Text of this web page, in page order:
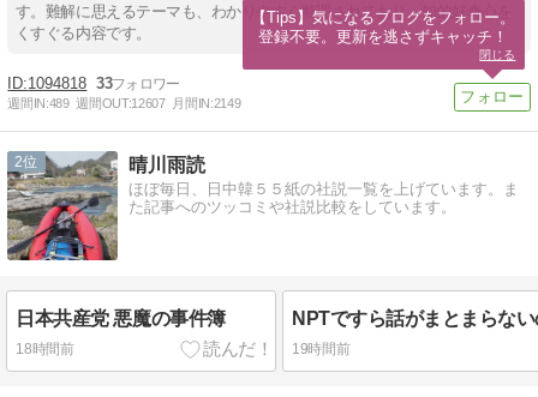
す。難解に思えるテーマも、わかりやすく整理されており、知的好奇心を
くすぐる内容です。
1094818 33
週間IN:489 週間OUT:12607 月間IN:2149
2 晴川雨読
ほぼ毎日、日中韓５５紙の社説一覧を上げています。ま
た記事へのツッコミや社説比較をしています。
日本共産党 悪魔の事件簿
18時間前 19時間前
【Tips】気になるブログをフォロー。
登録不要。更新を逃さずキャッチ！
閉じる